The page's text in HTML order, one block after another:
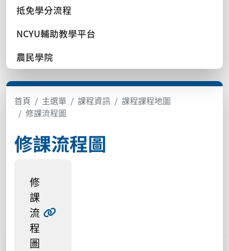
抵免學分流程
NCYU輔助教學平台
農民學院
首頁 主選單 課程資訊
課程課程地圖
修課流程圖
修課流程圖
修
課
流
程
圖